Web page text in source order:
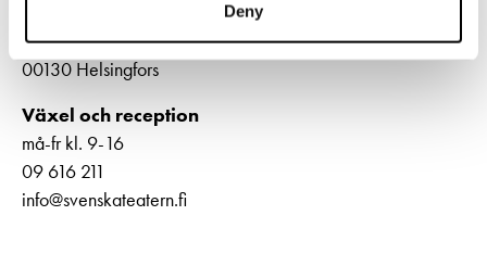
Deny
Norra esplanaden 2
00130 Helsingfors
Växel och reception
må-fr kl. 9-16
09 616 211
info@svenskateatern.fi